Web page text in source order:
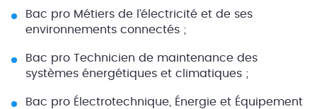
Bac pro Métiers de l’électricité et de ses
environnements connectés ;
Bac pro Technicien de maintenance des
systèmes énergétiques et climatiques ;
Bac pro Électrotechnique, Énergie et Équipement